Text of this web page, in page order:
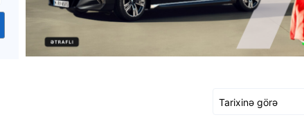
Tarixinə görə